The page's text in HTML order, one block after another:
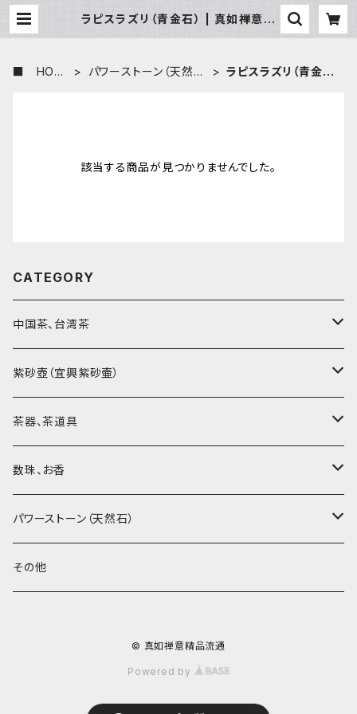
ラピスラズリ（青金石） | 真如禅意精
■ HOM
パワーストーン（天然
ラピスラズリ（青金
該当する商品が見つかりませんでした。
CATEGORY
中国茶、台湾茶
烏龍茶（ウーロン茶）
黒茶（緊圧茶、普洱茶）
紅茶、白茶、緑茶
茶外茶、工藝茶、その他
紫砂壺（宜興紫砂壷）
大師、名人、高工の作品
周菊英（高級工藝美術師）
高級工藝美術師の作品
王柯鈞（高級工藝美術師）
茶器、茶道具
茶杯、聞香杯
茶海、茶漏（茶漉し）
蓋碗、壷承、茶船
数珠、お香
お香、香炉
数珠、その他
パワーストーン（天然石）
アゲート（瑪瑙）
その他
© 真如禅意精品流通
Powered by